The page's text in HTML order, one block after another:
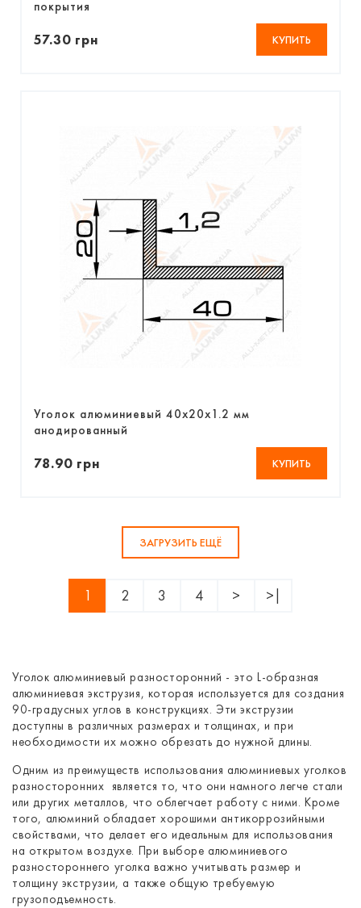
покрытия
57.30 грн КУПИТЬ
Уголок алюминиевый 40х20х1.2 мм
анодированный
78.90 грн КУПИТЬ
ЗАГРУЗИТЬ ЕЩЁ
1 2 3 4 > >|
Уголок алюминиевый разносторонний - это L-образная
алюминиевая экструзия, которая используется для создания
90-градусных углов в конструкциях. Эти экструзии
доступны в различных размерах и толщинах, и при
необходимости их можно обрезать до нужной длины.
Одним из преимуществ использования алюминиевых уголков
разносторонних является то, что они намного легче стали
или других металлов, что облегчает работу с ними. Кроме
того, алюминий обладает хорошими антикоррозийными
свойствами, что делает его идеальным для использования
на открытом воздухе. При выборе алюминиевого
разностороннего уголка важно учитывать размер и
толщину экструзии, а также общую требуемую
грузоподъемность.